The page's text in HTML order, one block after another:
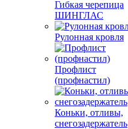
Гибкая черепица
ШИНГЛАС
Рулонная кровля
Профлист
(профнастил)
Коньки, отливы,
снегозадержатель